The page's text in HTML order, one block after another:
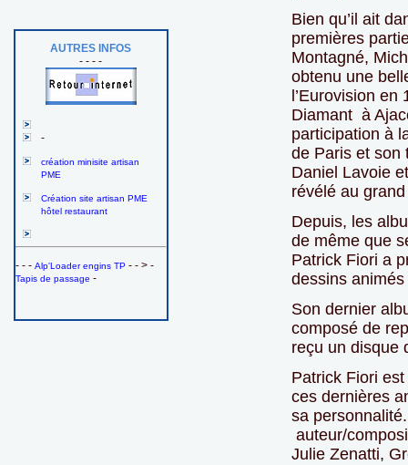
AUTRES INFOS
- - - -
-
création minisite artisan
PME
Création site artisan PME
hôtel restaurant
- - - Alp'Loader engins TP - - > -
Tapis de passage -
Bien qu’il ait
premières
Montagné,
obtenu une
l’Eurovision
Diamant à
participation à
de Paris et son
Daniel Lavoie
révélé au
Depuis, les
de même que
Patrick Fiori a
dessins animés
Son dernier
composé de
reçu un disque
Patrick Fiori
ces dernières
sa
auteur/
Julie Zenatti,